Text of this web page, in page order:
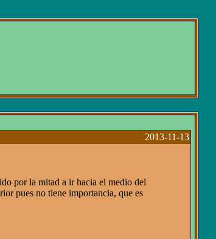
2013-11-13
por la mitad a ir hacia el medio del
pues no tiene importancia, que es